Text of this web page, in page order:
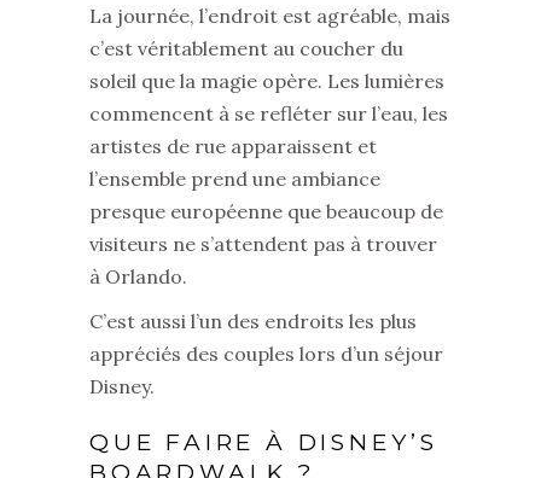
La journée, l’endroit est agréable, mais
c’est véritablement au coucher du
soleil que la magie opère. Les lumières
commencent à se refléter sur l’eau, les
artistes de rue apparaissent et
l’ensemble prend une ambiance
presque européenne que beaucoup de
visiteurs ne s’attendent pas à trouver
à Orlando.
C’est aussi l’un des endroits les plus
appréciés des couples lors d’un séjour
Disney.
QUE FAIRE À DISNEY’S